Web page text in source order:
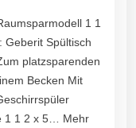
1 1
Geberit Spültisch
platzsparenden
Becken Mit
1 1 2 x 5… Mehr